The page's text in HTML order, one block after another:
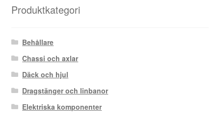
Produktkategori
Behållare
Chassi och axlar
Däck och hjul
Dragstänger och linbanor
Elektriska komponenter